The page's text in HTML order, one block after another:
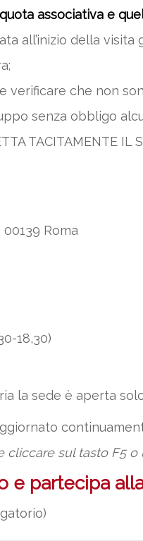
associativa e
all’inizio della
verificare che non
senza obbligo
TACITAMENTE IL
Roma
18,30)
la sede è aperta
cliccare sul tasto F5
e partecipa